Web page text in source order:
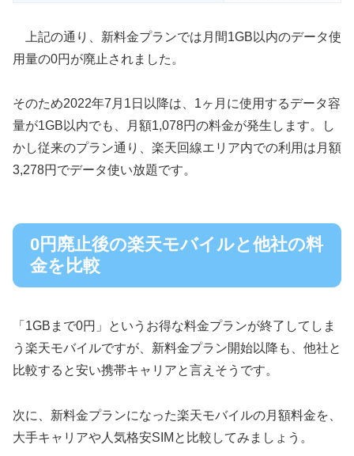
上記の通り、新料金プランでは月間1GB以内のデータ使
用量の0円が廃止されました。
そのため2022年7月1日以降は、1ヶ月に使用するデータ容
量が1GB以内でも、月額1,078円の料金が発生します。し
かし従来のプラン通り、楽天回線エリア内での利用は月額
3,278円でデータ使い放題です。
0円廃止後の楽天モバイルと他社の料
金を比較
「1GBまで0円」というお得な料金プランが終了してしま
う楽天モバイルですが、新料金プラン開始以降も、他社と
比較すると安い携帯キャリアと言えそうです。
次に、新料金プランになった楽天モバイルの月額料金を、
大手キャリアや人気格安SIMと比較してみましょう。